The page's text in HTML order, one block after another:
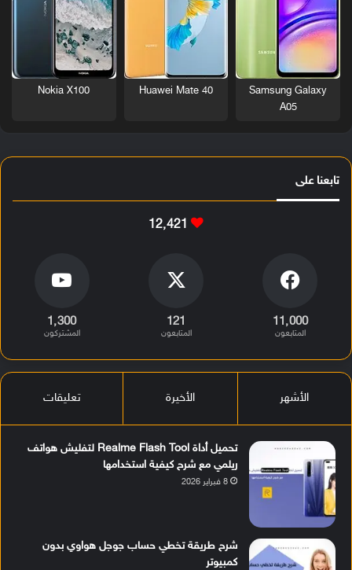
Samsung Galaxy
A05
Huawei Mate 40
Nokia X100
تابعنا على
12٬421
11٬000
المتابعون
121
المتابعون
1٬300
المشتركون
الأشهر الأخيرة تعليقات
تحميل أداة Realme Flash Tool لتفليش هواتف
ريلمي مع شرح كيفية استخدامها
8 فبراير 2026
شرح طريقة تخطي حساب جوجل هواوي بدون
كمبيوتر